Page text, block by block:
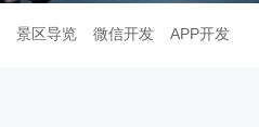
景区导览 微信开发 APP开发